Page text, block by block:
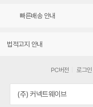
빠른배송 안내
법적고지 안내
PC버전 로그인
(주) 커넥트웨이브